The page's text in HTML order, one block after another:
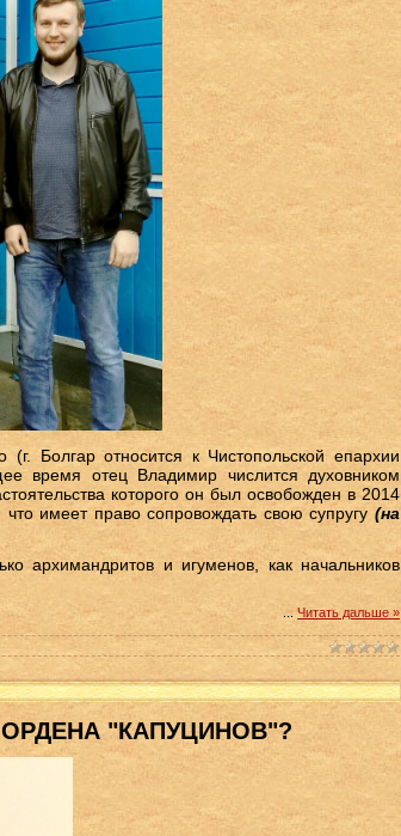
(г. Болгар относится к Чистопольской епархии
время отец Владимир числится духовником
которого он был освобожден в 2014
имеет право сопровождать свою супругу (на
архимандритов и игуменов, как начальников
...Читать дальше »
"КАПУЦИНОВ"?